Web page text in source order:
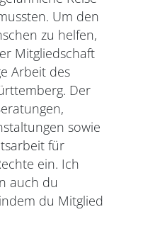
Um den
zu helfen,
Mitgliedschaft
Arbeit des
Der
sowie
für
ein. Ich
auch du
du Mitglied